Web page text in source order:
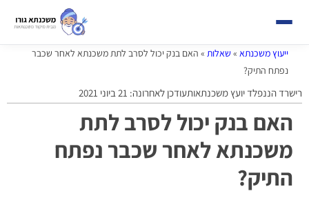
ייעוץ משכנתא » שאלות » האם בנק יכול לסרב לתת משכנתא לאחר שכבר
נפתח התיק?
רישרד הננפלד יועץ משכנתאותעודכן לאחרונה: 21 ביוני 2021
האם בנק יכול לסרב לתת
משכנתא לאחר שכבר נפתח
התיק?